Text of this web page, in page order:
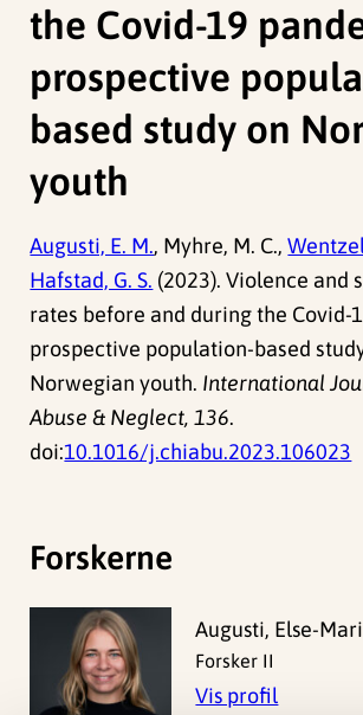
the Covid-19
prospective
based study on
youth
Augusti, E. M., Myhre, M. C.,
Hafstad, G. S. (2023). Violence and
rates before and during the Covid-
prospective population-based
Norwegian youth. International
Abuse & Neglect, 136.
doi:10.1016/j.chiabu.2023.106023
Forskerne
Augusti, Else-
Forsker II
Vis profil